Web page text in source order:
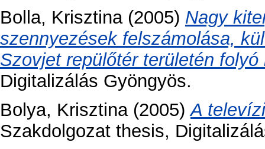
Bolla, Krisztina(2005) Nagy
szennyezések felszámolása,
Szovjet repülőtér területén
Digitalizálás Gyöngyös.
Bolya, Krisztina(2005)A
Szakdolgozat thesis,